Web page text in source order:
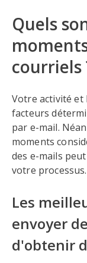
Quels
courriels
Votre activité et
facteurs
par e-mail.
moments
des e-mails
votre processus.
Les
envoyer
d'obtenir